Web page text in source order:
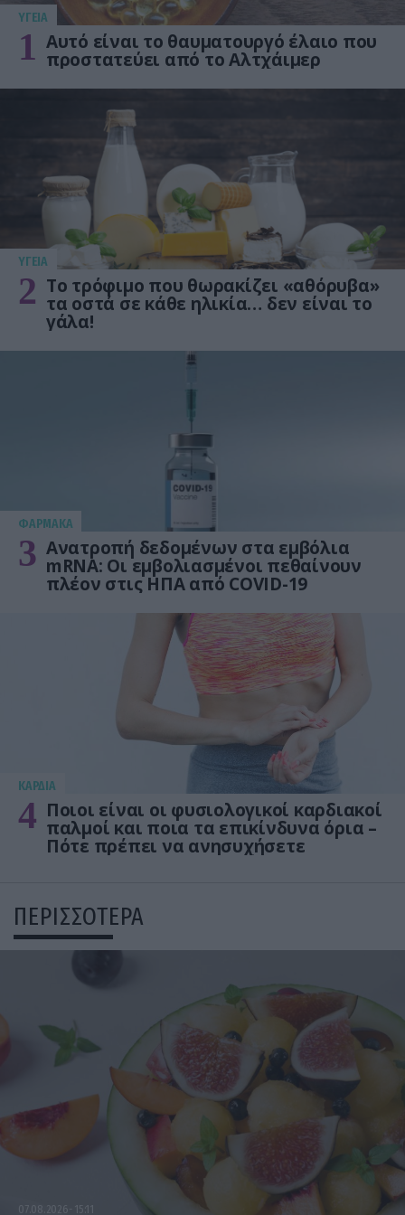
ΥΓΕΙΑ
1 Αυτό είναι το θαυματουργό έλαιο που
προστατεύει από το Αλτχάιμερ
ΥΓΕΙΑ
2 Το τρόφιμο που θωρακίζει «αθόρυβα»
τα οστά σε κάθε ηλικία… δεν είναι το
γάλα!
ΦΑΡΜΑΚΑ
3 Ανατροπή δεδομένων στα εμβόλια
mRNA: Οι εμβολιασμένοι πεθαίνουν
πλέον στις ΗΠΑ από COVID-19
KΑΡΔΙΑ
4 Ποιοι είναι οι φυσιολογικοί καρδιακοί
παλμοί και ποια τα επικίνδυνα όρια –
Πότε πρέπει να ανησυχήσετε
ΠΕΡΙΣΣΟΤΕΡΑ
07.08.2026 15:11